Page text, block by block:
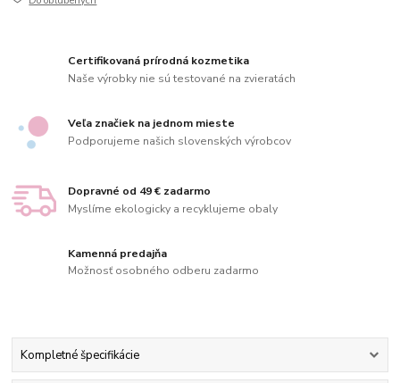
Certifikovaná prírodná kozmetika
Naše výrobky nie sú testované na zvieratách
Veľa značiek na jednom mieste
Podporujeme našich slovenských výrobcov
Dopravné od 49 € zadarmo
Myslíme ekologicky a recyklujeme obaly
Kamenná predajňa
Možnosť osobného odberu zadarmo
Kompletné špecifikácie